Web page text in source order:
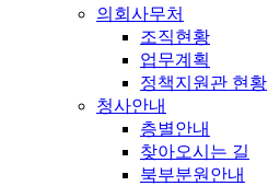
의회사무처
조직현황
업무계획
정책지원관 현황
청사안내
층별안내
찾아오시는 길
북부분원안내